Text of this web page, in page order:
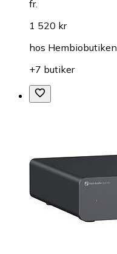
fr.
1 520 kr
hos Hembiobutiken
+7 butiker